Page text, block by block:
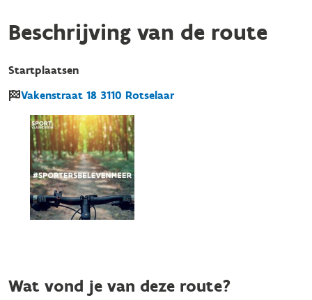
Beschrijving van de route
Startplaatsen
Vakenstraat 18 3110 Rotselaar
Wat vond je van deze route?